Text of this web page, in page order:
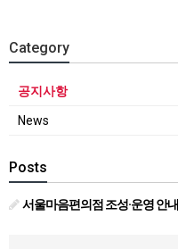
Category
공지사항
News
Posts
서울마음편의점 조성·운영 안내